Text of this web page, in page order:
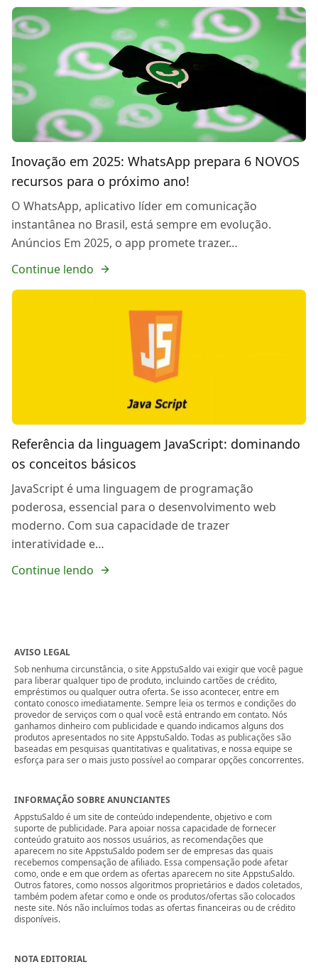
Inovação em 2025: WhatsApp prepara 6 NOVOS
recursos para o próximo ano!
O WhatsApp, aplicativo líder em comunicação
instantânea no Brasil, está sempre em evolução.
Anúncios Em 2025, o app promete trazer…
Continue lendo
Referência da linguagem JavaScript: dominando
os conceitos básicos
JavaScript é uma linguagem de programação
poderosa, essencial para o desenvolvimento web
moderno. Com sua capacidade de trazer
interatividade e…
Continue lendo
AVISO LEGAL
Sob nenhuma circunstância, o site AppstuSaldo vai exigir que você pague
para liberar qualquer tipo de produto, incluindo cartões de crédito,
empréstimos ou qualquer outra oferta. Se isso acontecer, entre em
contato conosco imediatamente. Sempre leia os termos e condições do
provedor de serviços com o qual você está entrando em contato. Nós
ganhamos dinheiro com publicidade e quando indicamos alguns dos
produtos apresentados no site AppstuSaldo. Todas as publicações são
baseadas em pesquisas quantitativas e qualitativas, e nossa equipe se
esforça para ser o mais justo possível ao comparar opções concorrentes.
INFORMAÇÃO SOBRE ANUNCIANTES
AppstuSaldo é um site de conteúdo independente, objetivo e com
suporte de publicidade. Para apoiar nossa capacidade de fornecer
conteúdo gratuito aos nossos usuários, as recomendações que
aparecem no site AppstuSaldo podem ser de empresas das quais
recebemos compensação de afiliado. Essa compensação pode afetar
como, onde e em que ordem as ofertas aparecem no site AppstuSaldo.
Outros fatores, como nossos algoritmos proprietários e dados coletados,
também podem afetar como e onde os produtos/ofertas são colocados
neste site. Nós não incluímos todas as ofertas financeiras ou de crédito
disponíveis.
NOTA EDITORIAL